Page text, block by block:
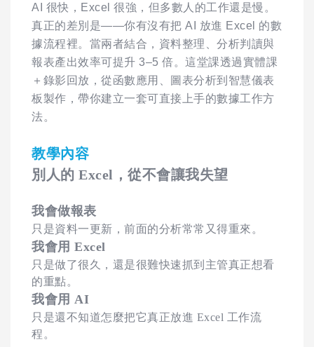
AI 很快，Excel 很強，但多數人的工作還是慢。
真正的差別是——你有沒有把 AI 放進 Excel 的數
據流程裡。當兩者結合，資料整理、分析判讀與
報表產出效率可提升 3–5 倍。這堂課透過實體課
＋錄影回放，從函數應用、圖表分析到智慧儀表
板製作，帶你建立一套可直接上手的數據工作方
法。
教學內容
別人的 Excel，從不會讓我失望
我會做報表
只是資料一更新，前面的分析常常又得重來。
我會用 Excel
只是做了很久，還是很難快速抓到主管真正想看
的重點。
我會用 AI
只是還不知道怎麼把它真正放進 Excel 工作流
程。